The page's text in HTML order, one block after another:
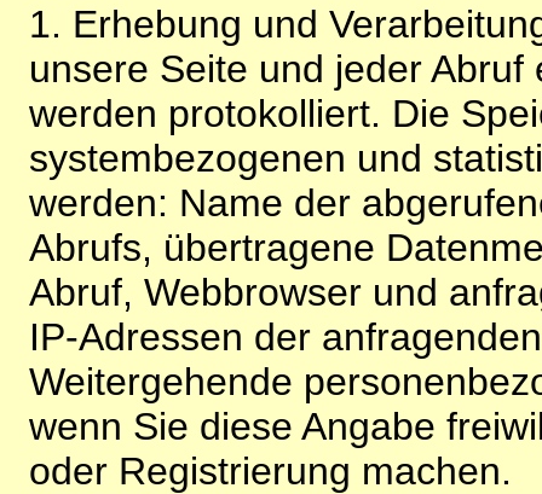
1. Erhebung und
unsere Seite und jeder
werden protokolliert. Die
systembezogenen und
werden: Name der
Abrufs, übertragene
Abruf, Webbrowser und
IP-Adressen der
Weitergehende
wenn Sie diese Angabe
oder Registrierung machen.